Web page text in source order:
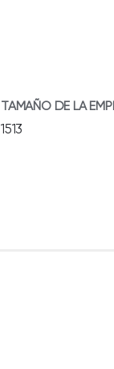
TAMAÑO DE LA
1513